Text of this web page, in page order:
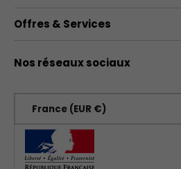
Offres & Services
Nos réseaux sociaux
France (EUR €)